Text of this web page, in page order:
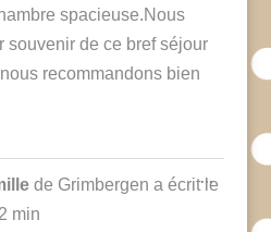
spacieuse.Nous
souvenir de ce bref séjour
recommandons bien
de Grimbergen a écrit le
min
...
cette